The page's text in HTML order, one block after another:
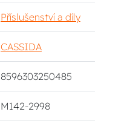
Příslušenství a díly
CASSIDA
8596303250485
M142-2998